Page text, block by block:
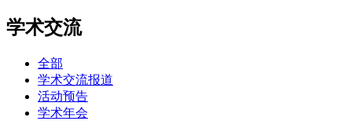
学术交流
全部
学术交流报道
活动预告
学术年会